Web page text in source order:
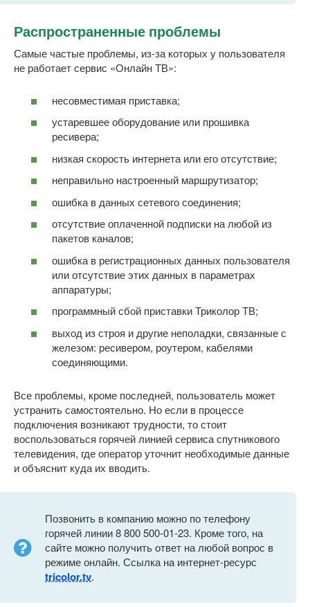
Распространенные проблемы
Самые частые проблемы, из-за которых у пользователя
не работает сервис «Онлайн ТВ»:
несовместимая приставка;
устаревшее оборудование или прошивка
ресивера;
низкая скорость интернета или его отсутствие;
неправильно настроенный маршрутизатор;
ошибка в данных сетевого соединения;
отсутствие оплаченной подписки на любой из
пакетов каналов;
ошибка в регистрационных данных пользователя
или отсутствие этих данных в параметрах
аппаратуры;
программный сбой приставки Триколор ТВ;
выход из строя и другие неполадки, связанные с
железом: ресивером, роутером, кабелями
соединяющими.
Все проблемы, кроме последней, пользователь может
устранить самостоятельно. Но если в процессе
подключения возникают трудности, то стоит
воспользоваться горячей линией сервиса спутникового
телевидения, где оператор уточнит необходимые данные
и объяснит куда их вводить.
Позвонить в компанию можно по телефону
горячей линии 8 800 500-01-23. Кроме того, на
сайте можно получить ответ на любой вопрос в
режиме онлайн. Ссылка на интернет-ресурс
tricolor.tv.